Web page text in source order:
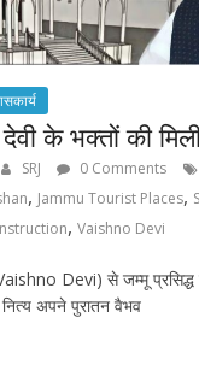
देवी के भक्तों की
SRJ 0 Comments
, Jammu Tourist Places,
, Vaishno Devi
Vaishno Devi) से जम्मू
अपने पुरातन वैभव